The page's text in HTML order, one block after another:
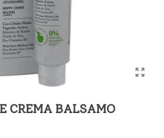
CREMA BALSAMO